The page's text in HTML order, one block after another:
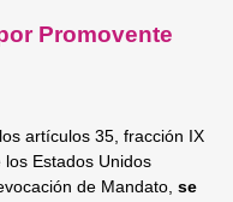
Promovente
artículos 35, fracción IX
Estados Unidos
de Mandato, se